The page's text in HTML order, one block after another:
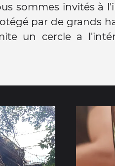
sommes invités à
par de grands
un cercle a